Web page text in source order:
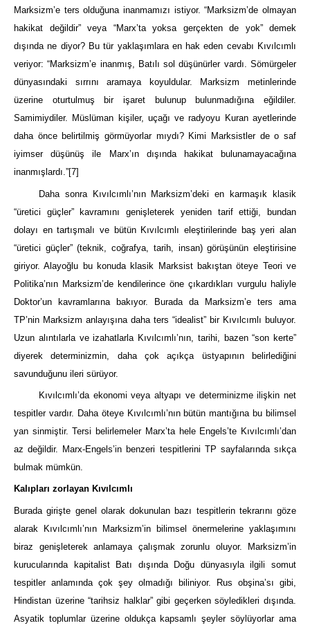
Marksizm’e ters olduğuna inanmamızı istiyor. “Marksizm’de olmayan
hakikat değildir” veya “Marx’ta yoksa gerçekten de yok” demek
dışında ne diyor? Bu tür yaklaşımlara en hak eden cevabı Kıvılcımlı
veriyor: “Marksizm’e inanmış, Batılı sol düşünürler vardı. Sömürgeler
dünyasındaki sırrını aramaya koyuldular. Marksizm metinlerinde
üzerine oturtulmuş bir işaret bulunup bulunmadığına eğildiler.
Samimiydiler. Müslüman kişiler, uçağı ve radyoyu Kuran ayetlerinde
daha önce belirtilmiş görmüyorlar mıydı? Kimi Marksistler de o saf
iyimser düşünüş ile Marx’ın dışında hakikat bulunamayacağına
inanmışlardı.”[7]
Daha sonra Kıvılcımlı’nın Marksizm’deki en karmaşık klasik
“üretici güçler” kavramını genişleterek yeniden tarif ettiği, bundan
dolayı en tartışmalı ve bütün Kıvılcımlı eleştirilerinde baş yeri alan
“üretici güçler” (teknik, coğrafya, tarih, insan) görüşünün eleştirisine
giriyor. Alayoğlu bu konuda klasik Marksist bakıştan öteye Teori ve
Politika’nın Marksizm’de kendilerince öne çıkardıkları vurgulu haliyle
Doktor’un kavramlarına bakıyor. Burada da Marksizm’e ters ama
TP’nin Marksizm anlayışına daha ters “idealist” bir Kıvılcımlı buluyor.
Uzun alıntılarla ve izahatlarla Kıvılcımlı’nın, tarihi, bazen “son kerte”
diyerek determinizmin, daha çok açıkça üstyapının belirlediğini
savunduğunu ileri sürüyor.
Kıvılcımlı’da ekonomi veya altyapı ve determinizme ilişkin net
tespitler vardır. Daha öteye Kıvılcımlı’nın bütün mantığına bu bilimsel
yan sinmiştir. Tersi belirlemeler Marx’ta hele Engels’te Kıvılcımlı’dan
az değildir. Marx-Engels’in benzeri tespitlerini TP sayfalarında sıkça
bulmak mümkün.
Kalıpları zorlayan Kıvılcımlı
Burada girişte genel olarak dokunulan bazı tespitlerin tekrarını göze
alarak Kıvılcımlı’nın Marksizm’in bilimsel önermelerine yaklaşımını
biraz genişleterek anlamaya çalışmak zorunlu oluyor. Marksizm’in
kurucularında kapitalist Batı dışında Doğu dünyasıyla ilgili somut
tespitler anlamında çok şey olmadığı biliniyor. Rus obşina’sı gibi,
Hindistan üzerine “tarihsiz halklar” gibi geçerken söyledikleri dışında.
Asyatik toplumlar üzerine oldukça kapsamlı şeyler söylüyorlar ama